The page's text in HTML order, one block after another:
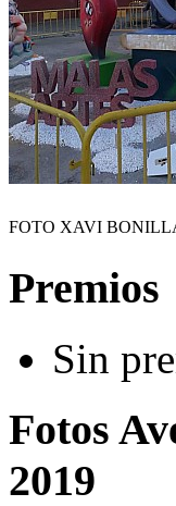
FOTO XAVI
Premios
Sin
Fotos
2019